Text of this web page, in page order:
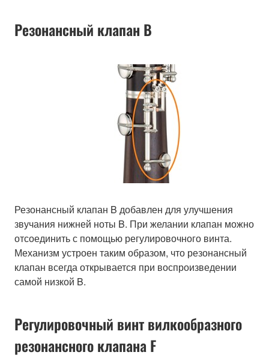
Резонансный клапан B
Резонансный клапан B добавлен для улучшения
звучания нижней ноты B. При желании клапан можно
отсоединить с помощью регулировочного винта.
Механизм устроен таким образом, что резонансный
клапан всегда открывается при воспроизведении
самой низкой B.
Регулировочный винт вилкообразного
резонансного клапана F